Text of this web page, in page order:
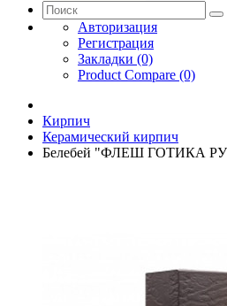
Авторизация
Регистрация
Закладки (0)
Product Compare (0)
Кирпич
Керамический кирпич
Белебей "ФЛЕШ ГОТИКА